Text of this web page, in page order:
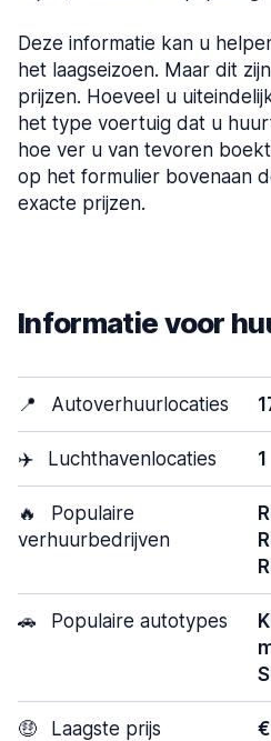
Deze informatie kan u
het laagseizoen. Maar dit
prijzen. Hoeveel u
het type voertuig dat u
hoe ver u van tevoren
op het formulier bovenaan
exacte prijzen.
Informatie voor
📍 Autoverhuurlocaties
✈️ Luchthavenlocaties 1
🔥
Populaire
verhuurbedrijven
🚗 Populaire autotypes
🤑 Laagste prijs